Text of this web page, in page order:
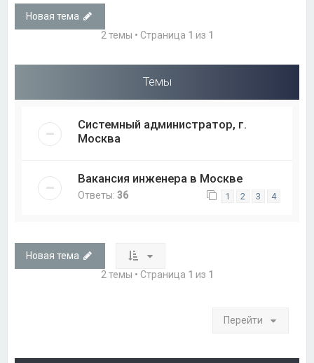
Новая тема
2 темы • Страница 1 из 1
Темы
Системный администратор, г.
Москва
Вакансия инженера в Москве
Ответы:36 1 2 3 4
Новая тема
2 темы • Страница 1 из 1
Перейти